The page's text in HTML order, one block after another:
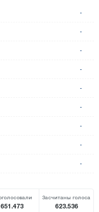
-
-
-
-
-
-
-
-
-
651.473
Засчитаны голоса
623.536